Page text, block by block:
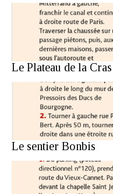
Le Plateau de la Cras
Le sentier Bonbis